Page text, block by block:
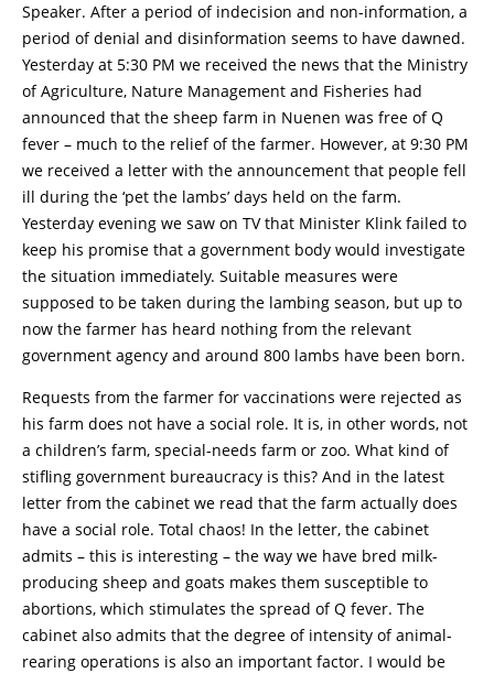
Speaker. After a period of indecision and non-information, a
period of denial and disinformation seems to have dawned.
Yesterday at 5:30 PM we received the news that the Ministry
of Agriculture, Nature Management and Fisheries had
announced that the sheep farm in Nuenen was free of Q
fever – much to the relief of the farmer. However, at 9:30 PM
we received a letter with the announcement that people fell
ill during the ‘pet the lambs’ days held on the farm.
Yesterday evening we saw on TV that Minister Klink failed to
keep his promise that a government body would investigate
the situation immediately. Suitable measures were
supposed to be taken during the lambing season, but up to
now the farmer has heard nothing from the relevant
government agency and around 800 lambs have been born.
Requests from the farmer for vaccinations were rejected as
his farm does not have a social role. It is, in other words, not
a children’s farm, special-needs farm or zoo. What kind of
stifling government bureaucracy is this? And in the latest
letter from the cabinet we read that the farm actually does
have a social role. Total chaos! In the letter, the cabinet
admits – this is interesting – the way we have bred milk-
producing sheep and goats makes them susceptible to
abortions, which stimulates the spread of Q fever. The
cabinet also admits that the degree of intensity of animal-
rearing operations is also an important factor. I would be